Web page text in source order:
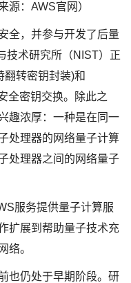
源：AWS官网）
全，并参与开发了后量
技术研究所（NIST）正
翻转密钥封装)和
全密钥交换。除此之
趣浓厚：一种是在同一
处理器的网络量子计算
处理器之间的网络量子
服务提供量子计算服
扩展到帮助量子技术充
络。
也仍处于早期阶段。研